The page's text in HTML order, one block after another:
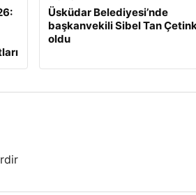
Üsküdar Belediyesi’nde
başkanvekili Sibel Tan
oldu